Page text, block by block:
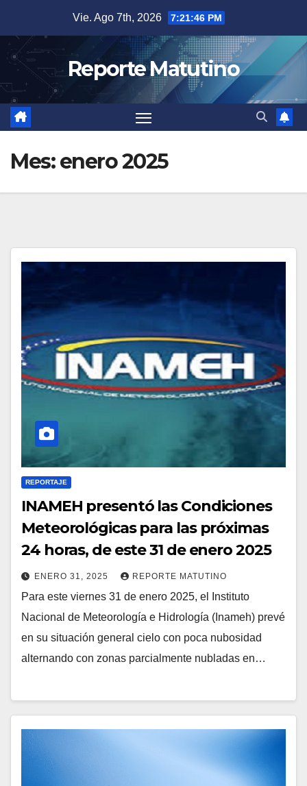
contenido
Vie. Ago 7th, 2026 7:21:47 PM
Reporte Matutino
Mes:enero 2025
REPORTAJE
INAMEH presentó las Condiciones
Meteorológicas para las próximas
24 horas, de este 31 de enero 2025
ENERO 31, 2025 REPORTE MATUTINO
Para este viernes 31 de enero 2025, el Instituto
Nacional de Meteorología e Hidrología (Inameh) prevé
en su situación general cielo con poca nubosidad
alternando con zonas parcialmente nubladas en…